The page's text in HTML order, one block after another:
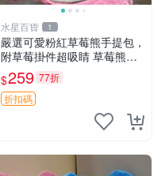
水星百貨 1
嚴選可愛粉紅草莓熊手提包，
附草莓掛件超吸睛 草莓熊手
提包 草莓掛件 可愛portunes
e
$259 77折
折扣碼